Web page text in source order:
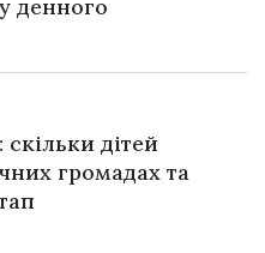
денного
дітей
громадах та